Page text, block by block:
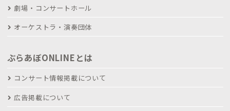
劇場・コンサートホール
オーケストラ・演奏団体
ぶらあぼONLINEとは
コンサート情報掲載について
広告掲載について